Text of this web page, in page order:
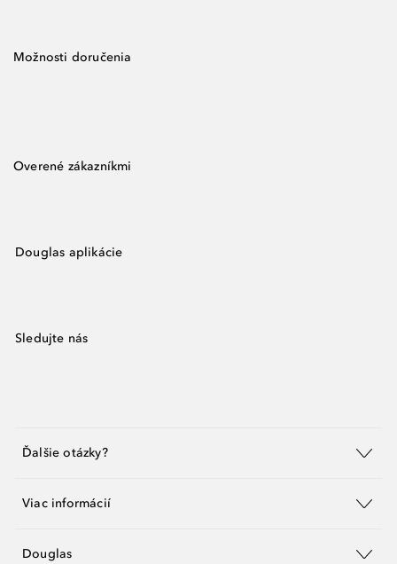
Možnosti doručenia
Overené zákazníkmi
Douglas aplikácie
Sledujte nás
Ďalšie otázky?
Viac informácií
Douglas